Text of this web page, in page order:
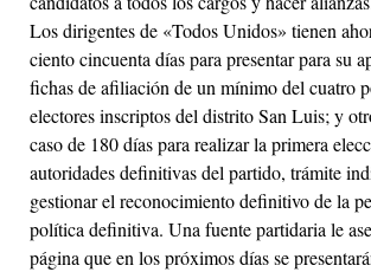
Los dirigentes de «Todos Unidos» tienen
ciento cincuenta días para presentar para su
fichas de afiliación de un mínimo del cuatro
electores inscriptos del distrito San Luis; y
caso de 180 días para realizar la primera
autoridades definitivas del partido, trámite
gestionar el reconocimiento definitivo de la
política definitiva. Una fuente partidaria le
página que en los próximos días se